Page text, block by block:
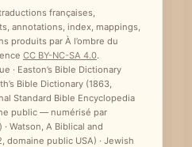
françaises,
annotations, index, mappings,
produits par À l’ombre du
CC BY-NC-SA 4.0.
· Easton’s Bible Dictionary
Bible Dictionary (1863,
Standard Bible Encyclopedia
public — numérisé par
Watson, A Biblical and
domaine public USA) · Jewish